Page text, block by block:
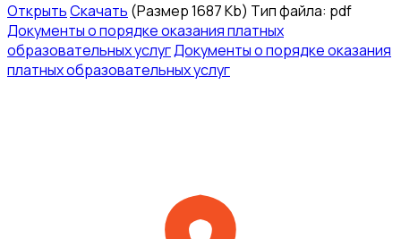
ОткрытьСкачать (Размер 1687 Kb) Тип файла: pdf
Документы о порядке оказания платных
образовательных услугДокументы о порядке оказания
платных образовательных услуг